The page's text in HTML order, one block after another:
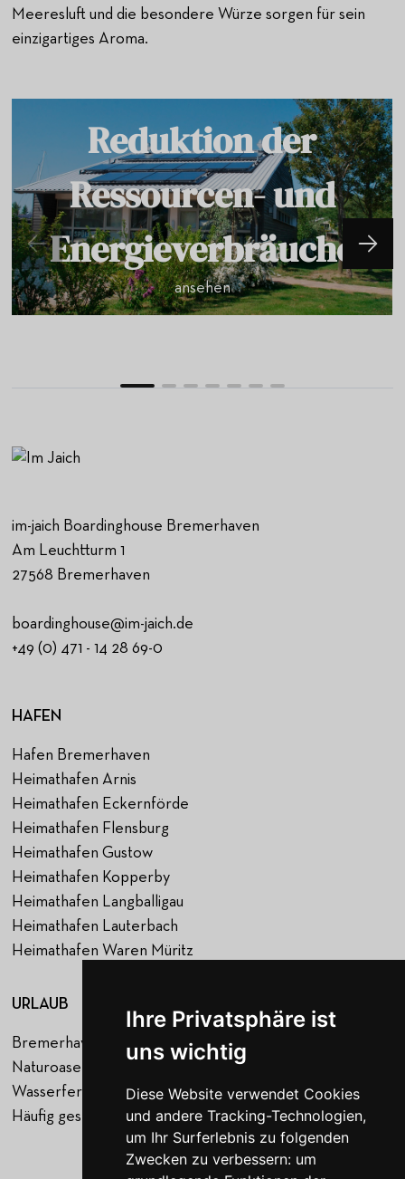
Ihre Privatsphäre ist
uns wichtig
Diese Website verwendet Cookies
und andere Tracking-Technologien,
um Ihr Surferlebnis zu folgenden
Zwecken zu verbessern: um
Meeresluft und die besondere Würze sorgen für sein
einzigartiges Aroma.
Reduktion der
Ressourcen- und
Energieverbräuche
ansehen
im-jaich Boardinghouse Bremerhaven
Am Leuchtturm 1
27568 Bremerhaven
boardinghouse@im-jaich.de
+49 (0) 471 - 14 28 69-0
HAFEN
Hafen Bremerhaven
Heimathafen Arnis
Heimathafen Eckernförde
Heimathafen Flensburg
Heimathafen Gustow
Heimathafen Kopperby
Heimathafen Langballigau
Heimathafen Lauterbach
Heimathafen Waren Müritz
URLAUB
Bremerhaven
Naturoase Gustow
Wasserferienwelt Rügen
Häufig gestellte Fragen
Startseite
Hafen
Urlaub
Über uns
Jobs
Blog